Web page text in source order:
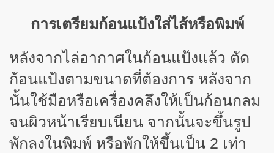
การเตรียมก้อนแป้งใส่ไส้หรือพิมพ์
หลังจากไล่อากาศในก้อนแป้งแล้ว ตัด
ก้อนแป้งตามขนาดที่ต้องการ หลังจาก
นั้นใช้มือหรือเครื่องคลึงให้เป็นก้อนกลม
จนผิวหน้าเรียบเนียน จากนั้นจะขึ้นรูป
พักลงในพิมพ์ หรือพักให้ขึ้นเป็น 2 เท่า